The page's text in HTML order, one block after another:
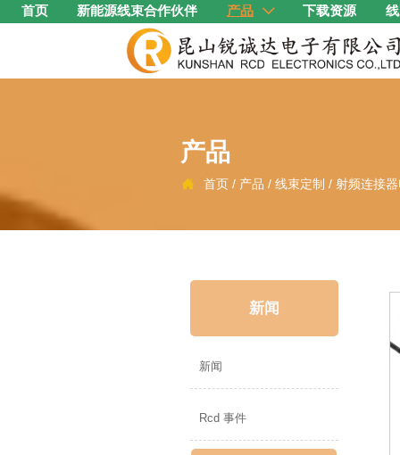
首页 新能源线束合作伙伴 产品  下载资源
产品
 首页 / 产品 /线束定制 /射频连接
新闻
新闻
Rcd 事件